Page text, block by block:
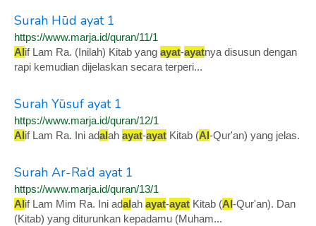
Surah Hūd ayat 1
https://www.marja.id/quran/11/1
Alif Lam Ra. (Inilah) Kitab yang ayat-ayatnya disusun dengan
rapi kemudian dijelaskan secara terperi...
Surah Yūsuf ayat 1
https://www.marja.id/quran/12/1
Alif Lam Ra. Ini adalah ayat-ayat Kitab (Al-Qur'an) yang jelas.
Surah Ar-Ra’d ayat 1
https://www.marja.id/quran/13/1
Alif Lam Mim Ra. Ini adalah ayat-ayat Kitab (Al-Qur'an). Dan
(Kitab) yang diturunkan kepadamu (Muham...